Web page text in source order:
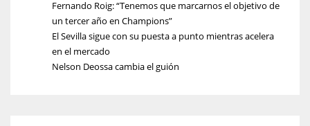
Fernando Roig: “Tenemos que marcarnos el objetivo de
un tercer año en Champions”
El Sevilla sigue con su puesta a punto mientras acelera
en el mercado
Nelson Deossa cambia el guión